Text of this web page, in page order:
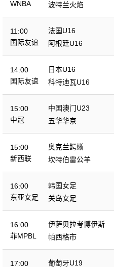
WNBA
波特兰火焰
11:00
国际友谊
法国U16
阿根廷U16
14:00
国际友谊
日本U16
科特迪瓦U16
15:00
中冠
中国澳门U23
五华华京
15:00
新西联
奥克兰鳄蜥
坎特伯雷公羊
16:00
东亚女足
韩国女足
关岛女足
16:00
菲MPBL
伊萨贝拉考博伊斯
帕西格市
17:00 葡萄牙U19